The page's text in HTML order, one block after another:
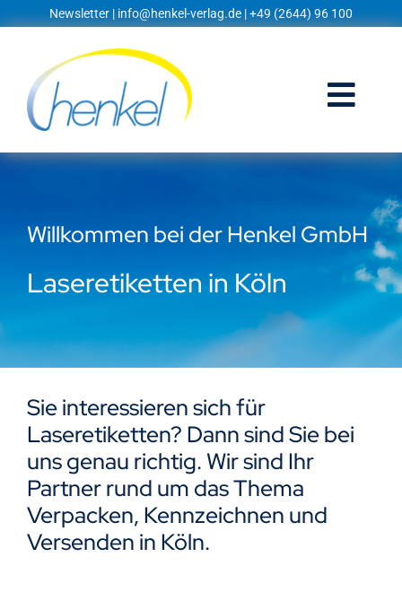
Inhalt
Newsletter | info@henkel-verlag.de | +49 (2644) 96 100
Startseite
Techniklexikon
Kontakt
Willkommen bei der Henkel GmbH
Laseretiketten in Köln
Sie interessieren sich für
Laseretiketten? Dann sind Sie bei
uns genau richtig. Wir sind Ihr
Partner rund um das Thema
Verpacken, Kennzeichnen und
Versenden in Köln.